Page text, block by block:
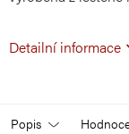
Detailní informace
Popis